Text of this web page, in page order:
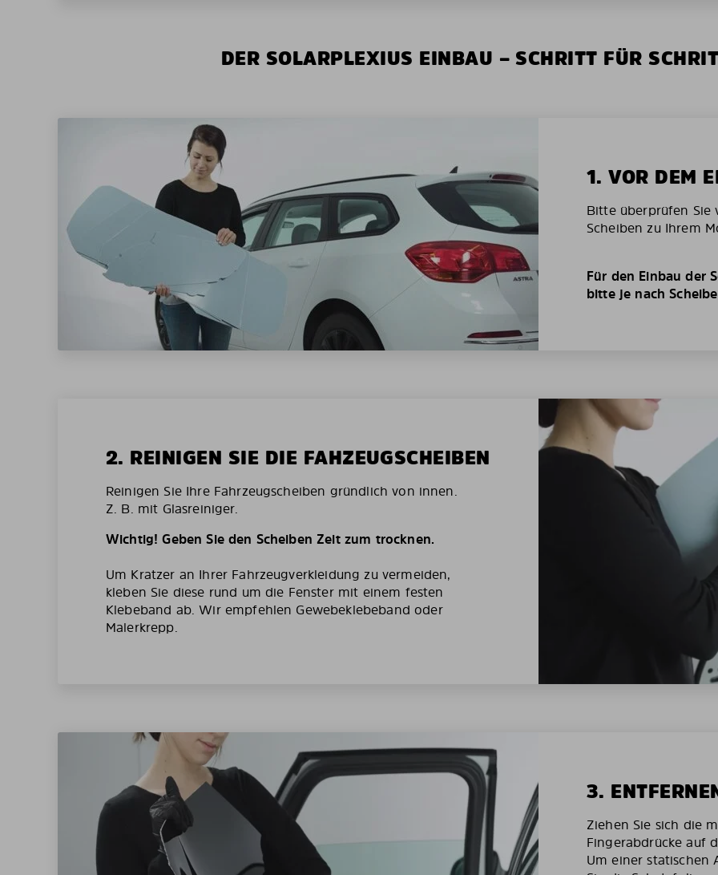
DER SOLARPLEXIUS EINBAU – SCHRITT FÜR
1. VOR DEM
Bitte überprüfen
Scheiben zu Ihrem
Für den Einbau der
bitte je nach
2. REINIGEN SIE DIE FAHZEUGSCHEIBEN
Reinigen Sie Ihre Fahrzeugscheiben gründlich von innen.
Z. B. mit Glasreiniger.
Wichtig! Geben Sie den Scheiben Zeit zum trocknen.
Um Kratzer an Ihrer Fahrzeugverkleidung zu vermeiden,
kleben Sie diese rund um die Fenster mit einem festen
Klebeband ab. Wir empfehlen Gewebeklebeband oder
Malerkrepp.
3.
Ziehen Sie sich die
Fingerabdrücke auf
Um einer statischen